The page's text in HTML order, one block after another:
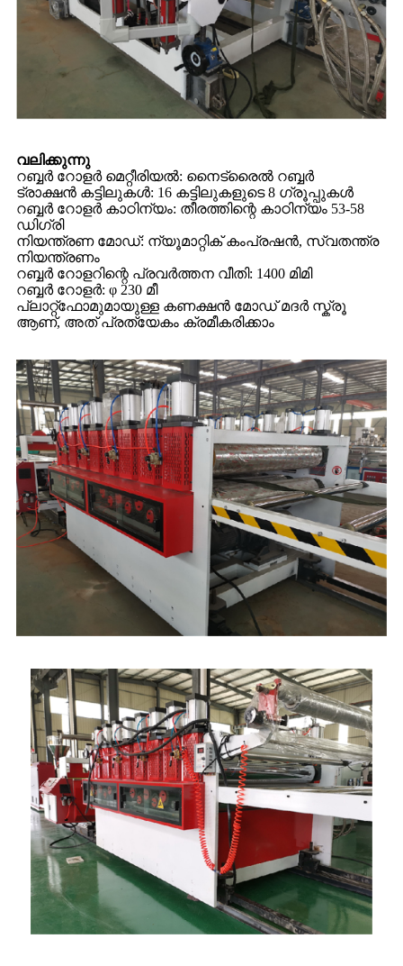
വലിക്കുന്നു
റബ്ബർ റോളർ മെറ്റീരിയൽ: നൈട്രൈൽ റബ്ബർ
ട്രാക്ഷൻ കട്ടിലുകൾ: 16 കട്ടിലുകളുടെ 8 ഗ്രൂപ്പുകൾ
റബ്ബർ റോളർ കാഠിന്യം: തീരത്തിന്റെ കാഠിന്യം 53-58
ഡിഗ്രി
നിയന്ത്രണ മോഡ്: ന്യൂമാറ്റിക് കംപ്രഷൻ, സ്വതന്ത്ര
നിയന്ത്രണം
റബ്ബർ റോളറിന്റെ പ്രവർത്തന വീതി: 1400 മിമി
റബ്ബർ റോളർ: φ 230 മീ
പ്ലാറ്റ്‌ഫോമുമായുള്ള കണക്ഷൻ മോഡ് മദർ സ്ക്രൂ
ആണ്, അത് പ്രത്യേകം ക്രമീകരിക്കാം